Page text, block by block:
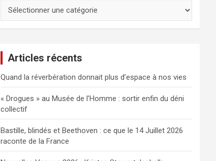
Articles récents
Quand la réverbération donnait plus d’espace à nos vies
« Drogues » au Musée de l’Homme : sortir enfin du déni
collectif
Bastille, blindés et Beethoven : ce que le 14 Juillet 2026
raconte de la France